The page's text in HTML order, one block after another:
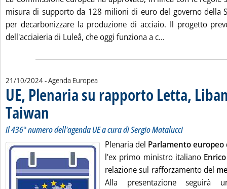
misura di supporto da 128 milioni di euro del governo della
per decarbonizzare la produzione di acciaio. Il progetto
dell'acciaieria di Luleå, che oggi funziona a c...
21/10/2024- Agenda Europea
UE, Plenaria su rapporto Letta,
Taiwan . Sottotitolo: Il 436° numero dell'agenda UE a cura di Sergio Matalucci
. Pubblicata lunedì 21 ottobre 2024 alle 13.52.
Il 436° numero dell'agenda UE a cura di Sergio Matalucci
Plenaria del Parlamento europeo
l'ex primo ministro italiano
relazione sul rafforzamento del
Alla presentazione